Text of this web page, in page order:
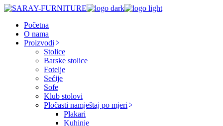
Skip
content
Početna
O nama
Proizvodi
Stolice
Barske stolice
Fotelje
Sećije
Sofe
Klub stolovi
Pločasti namještaj po mjeri
Plakari
Kuhinje